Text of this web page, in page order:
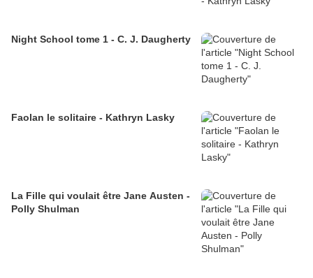
Night School tome 1 - C. J. Daugherty
Faolan le solitaire - Kathryn Lasky
La Fille qui voulait être Jane Austen -
Polly Shulman